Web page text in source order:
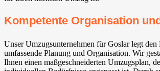
Kompetente Organisation
Unser Umzugsunternehmen für Goslar legt den
umfassende Planung und Organisation. Wir
Ihnen einen maßgeschneiderten Umzugsplan,